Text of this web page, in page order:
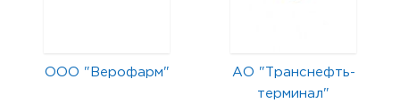
ООО "Верофарм"
АО "Транснефть-
терминал"